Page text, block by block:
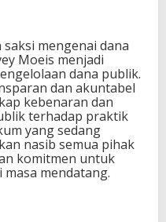
mengenai dana
Moeis menjadi
dana publik.
dan akuntabel
kebenaran dan
terhadap praktik
yang sedang
nasib semua pihak
komitmen untuk
mendatang.